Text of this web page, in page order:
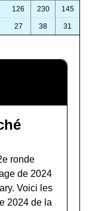
126 230 145
27 38 31
ronde
de 2024
Voici les
2024 de la